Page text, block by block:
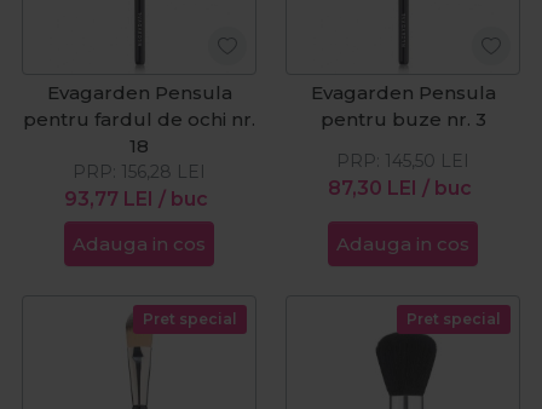
Evagarden Pensula
pentru fardul de ochi nr.
18
93,77 LEI / buc
PRP: 156,28 LEI
Adauga in cos
Evagarden Pensula
pentru buze nr. 3
87,30 LEI / buc
PRP: 145,50 LEI
Adauga in cos
Pret special Pret special